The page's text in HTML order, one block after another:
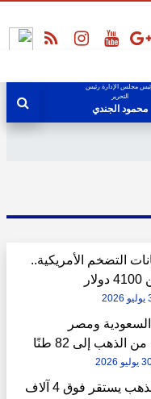
مجلس الإدارة رئيس
التحرير
محمود الجندي
التضخم الأمريكية..
ومصر
والإمارات والكويت من الذهب إلى 82 طنًا
«مرصد الذهب»: الذهب يستقر فوق 4 آلاف